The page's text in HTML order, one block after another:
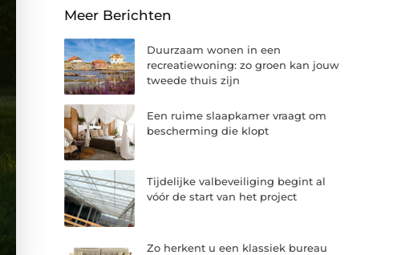
Meer Berichten
Duurzaam wonen in een
recreatiewoning: zo groen kan jouw
tweede thuis zijn
Een ruime slaapkamer vraagt om
bescherming die klopt
Tijdelijke valbeveiliging begint al
vóór de start van het project
Zo herkent u een klassiek bureau